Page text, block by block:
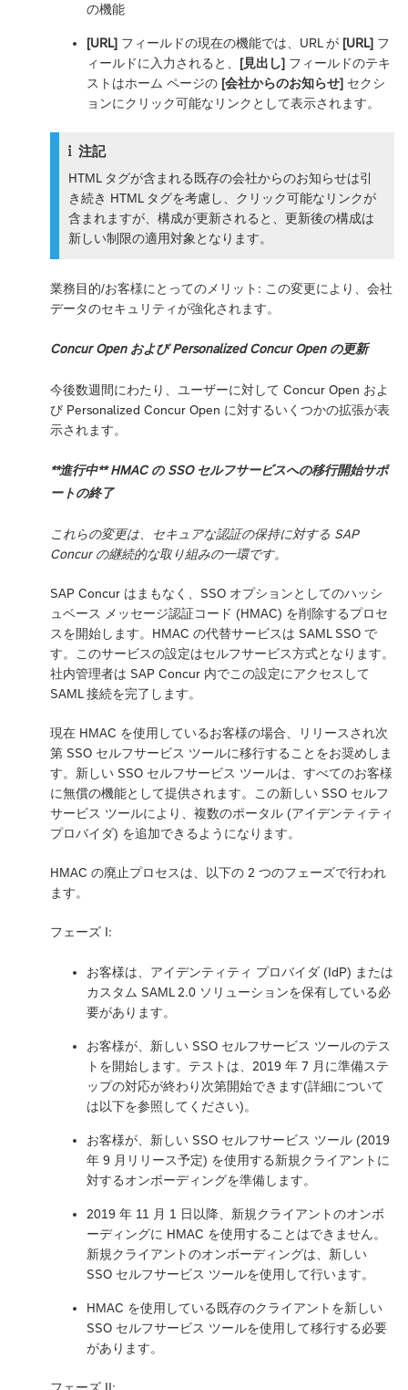
の機能
[URL] フィールドの現在の機能では、URL が [URL] フ
ィールドに入力されると、 [見出し] フィールドのテキ
ストはホーム ページの [会社からのお知らせ] セクシ
ョンにクリック可能なリンクとして表示されます。
注記
HTML タグが含まれる既存の会社からのお知らせは引
き続き HTML タグを考慮し、クリック可能なリンクが
含まれますが、構成が更新されると、更新後の構成は
新しい制限の適用対象となります。
業務目的/お客様にとってのメリット: この変更により、会社
データのセキュリティが強化されます。
Concur Open および Personalized Concur Open の更新
今後数週間にわたり、ユーザーに対して Concur Open およ
び Personalized Concur Open に対するいくつかの拡張が表
示されます。
**進行中** HMAC の SSO セルフサービスへの移行開始サポ
ートの終了
これらの変更は、セキュアな認証の保持に対する SAP
Concur の継続的な取り組みの一環です。
SAP Concur はまもなく、SSO オプションとしてのハッシ
ュベース メッセージ認証コード (HMAC) を削除するプロセ
スを開始します。HMAC の代替サービスは SAML SSO で
す。このサービスの設定はセルフサービス方式となります。
社内管理者は SAP Concur 内でこの設定にアクセスして
SAML 接続を完了します。
現在 HMAC を使用しているお客様の場合、リリースされ次
第 SSO セルフサービス ツールに移行することをお奨めしま
す。新しい SSO セルフサービス ツールは、すべてのお客様
に無償の機能として提供されます。この新しい SSO セルフ
サービス ツールにより、複数のポータル (アイデンティティ
プロバイダ) を追加できるようになります。
HMAC の廃止プロセスは、以下の 2 つのフェーズで行われ
ます。
フェーズ I:
お客様は、アイデンティティ プロバイダ (IdP) または
カスタム SAML 2.0 ソリューションを保有している必
要があります。
お客様が、新しい SSO セルフサービス ツールのテス
トを開始します。テストは、2019 年 7 月に準備ステ
ップの対応が終わり次第開始できます(詳細について
は以下を参照してください)。
お客様が、新しい SSO セルフサービス ツール (2019
年 9 月リリース予定) を使用する新規クライアントに
対するオンボーディングを準備します。
2019 年 11 月 1 日以降、新規クライアントのオンボ
ーディングに HMAC を使用することはできません。
新規クライアントのオンボーディングは、新しい
SSO セルフサービス ツールを使用して行います。
HMAC を使用している既存のクライアントを新しい
SSO セルフサービス ツールを使用して移行する必要
があります。